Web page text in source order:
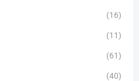
(16)
(11)
(61)
(40)